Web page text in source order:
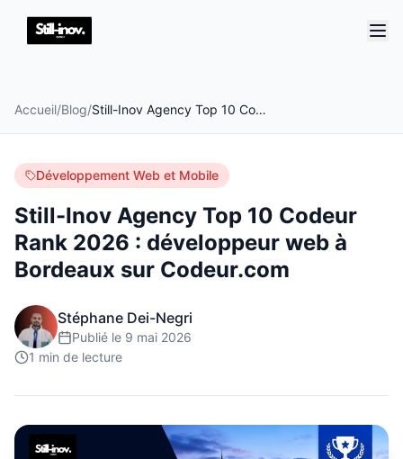
Accueil/Blog/ Still-Inov Agency Top 10 Codeur Rank 2026 : développeur web à Bordeaux sur Codeur.com
Développement Web et Mobile
Still-Inov Agency Top 10 Codeur
Rank 2026 : développeur web à
Bordeaux sur Codeur.com
Stéphane Dei-Negri
Publié le 9 mai 2026
1 min de lecture